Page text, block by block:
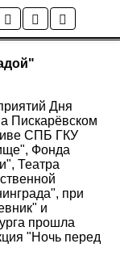
Дня
Пискарёвском
СПБ ГКУ
Фонда
Театра
при
и
прошла
"Ночь перед